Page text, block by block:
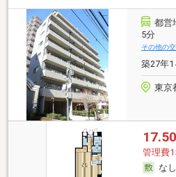
都営
5分
その他の
築27年
東京
17.50
管理費
なし